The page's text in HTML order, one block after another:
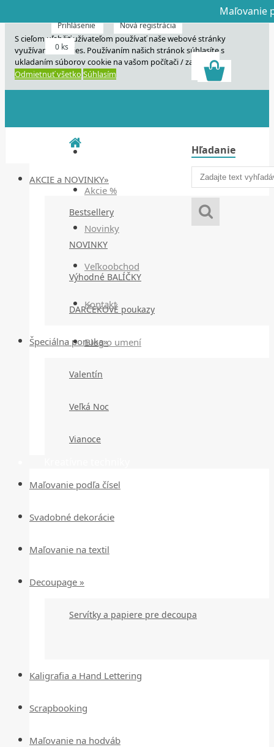
S cieľom uľahčiť užívateľom používať naše webové stránky
využívame cookies. Používaním našich stránok súhlasíte s
ukladaním súborov cookie na vašom počítači / zariadení.
Odmietnuť všetko Súhlasím
Akcie %
Novinky
Veľkoobchod
Kontakt
Blog o umení
Hľadanie
Prihlásenie Nová registrácia
0 ks
AKCIE a NOVINKY»
Bestsellery
NOVINKY
Výhodné BALÍČKY
DARČEKOVÉ poukazy
Špeciálna ponuka»
Valentín
Veľká Noc
Vianoce
Maľovanie podľa čísel
Svadobné dekorácie
Maľovanie na textil
Decoupage »
Servítky a papiere pre decoupa
Kaligrafia a Hand Lettering
Scrapbooking
Maľovanie na hodváb
Dnes
Dnes veľký
Maľovanie